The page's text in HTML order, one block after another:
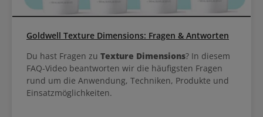
Goldwell Texture Dimensions: Fragen & Antworten
Du hast Fragen zu Texture Dimensions? In diesem
FAQ-Video beantworten wir die häufigsten Fragen
rund um die Anwendung, Techniken, Produkte und
Einsatzmöglichkeiten.